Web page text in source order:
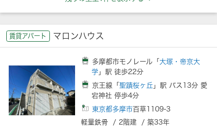
賃貸アパート マロンハウス
多摩都市モノレール「 大塚・帝京大
学」駅 徒歩22分
京王線「 聖蹟桜ヶ丘 」駅 バス13分 愛
宕神社 停歩4分
東京都多摩市百草1109-3
軽量鉄骨 / 2階建 / 築33年